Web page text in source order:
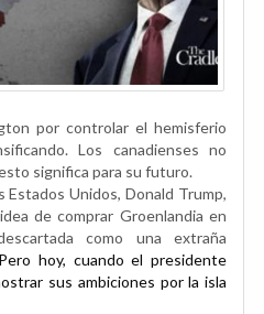
por controlar el hemisferio
Los canadienses no
significa para su futuro.
Unidos, Donald Trump,
de comprar Groenlandia en
como una extraña
hoy, cuando el presidente
sus ambiciones por la isla